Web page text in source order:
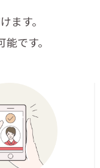
ます。
です。